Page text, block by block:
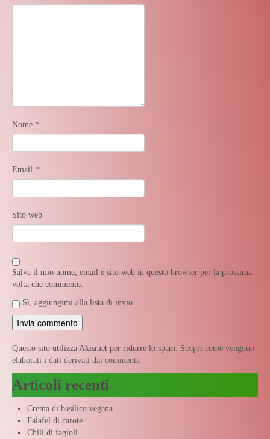
Nome *
Email *
Sito web
Salva il mio nome, email e sito web in questo browser per la prossima
volta che commento.
Sì, aggiungimi alla lista di invio.
Questo sito utilizza Akismet per ridurre lo spam. Scopri come vengono
elaborati i dati derivati dai commenti
Articoli recenti
Crema di basilico vegana
Falafel di carote
Chili di fagioli